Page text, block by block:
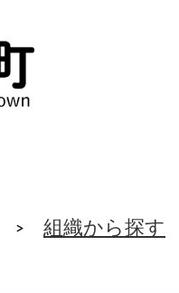
組織から探す